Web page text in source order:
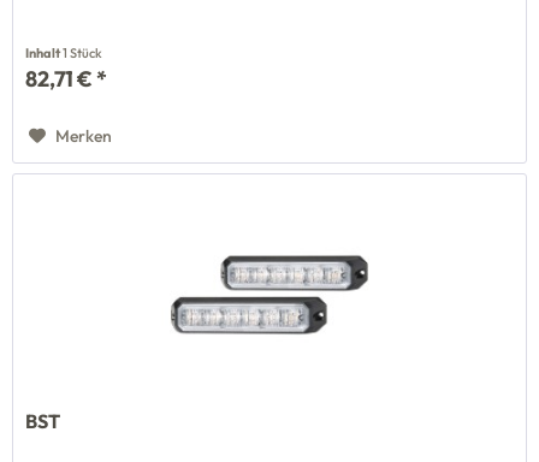
Inhalt1 Stück
82,71 € *
Merken
BST